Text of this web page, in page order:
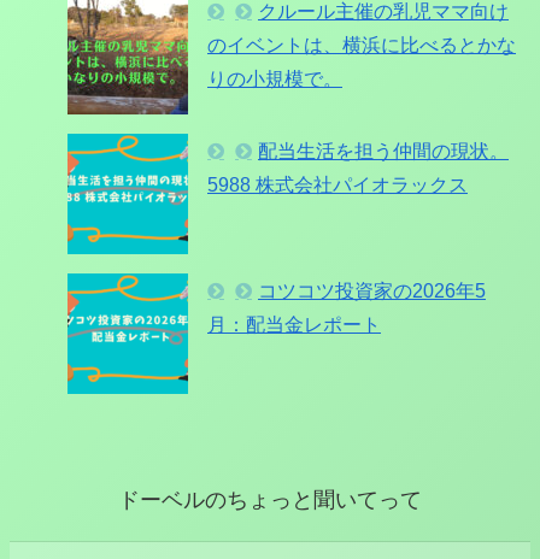
クルール主催の乳児ママ向け
のイベントは、横浜に比べるとかな
りの小規模で。
配当生活を担う仲間の現状。
5988 株式会社パイオラックス
コツコツ投資家の2026年5
月：配当金レポート
ドーベルのちょっと聞いてって